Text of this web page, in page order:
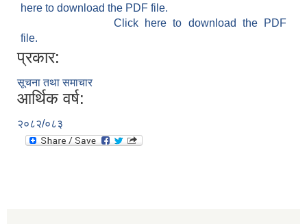
here to download the PDF file.
Click here to download the PDF
file.
प्रकार:
सूचना तथा समाचार
आर्थिक वर्ष:
२०८२/०८३